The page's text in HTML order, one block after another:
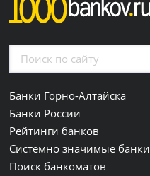
Банки Горно-Алтайска
Банки России
Рейтинги банков
Системно значимые банки
Поиск банкоматов